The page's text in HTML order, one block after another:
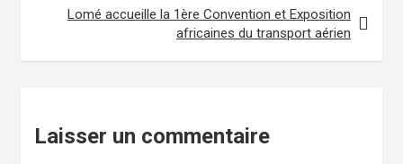
Lomé accueille la 1ère Convention et Exposition
africaines du transport aérien
Laisser un commentaire